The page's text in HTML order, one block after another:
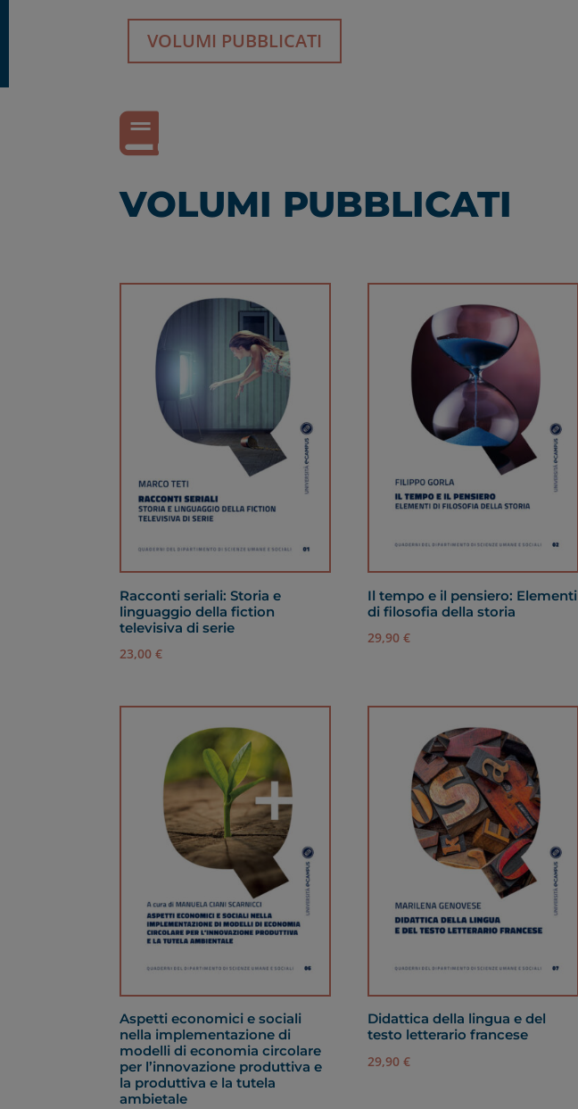
VOLUMI PUBBLICATI

VOLUMI PUBBLICATI
Racconti seriali: Storia e
linguaggio della fiction
televisiva di serie
23,00€
Il tempo e il pensiero: Elementi
di filosofia della storia
29,90€
Aspetti economici e sociali
nella implementazione di
modelli di economia circolare
per l’innovazione produttiva e
la produttiva e la tutela
ambietale
Didattica della lingua e del
testo letterario francese
29,90€